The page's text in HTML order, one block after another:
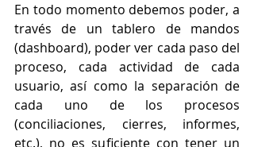
En todo momento debemos poder, a
través de un tablero de mandos
(dashboard), poder ver cada paso del
proceso, cada actividad de cada
usuario, así como la separación de
cada uno de los procesos
(conciliaciones, cierres, informes,
etc.), no es suficiente con tener un